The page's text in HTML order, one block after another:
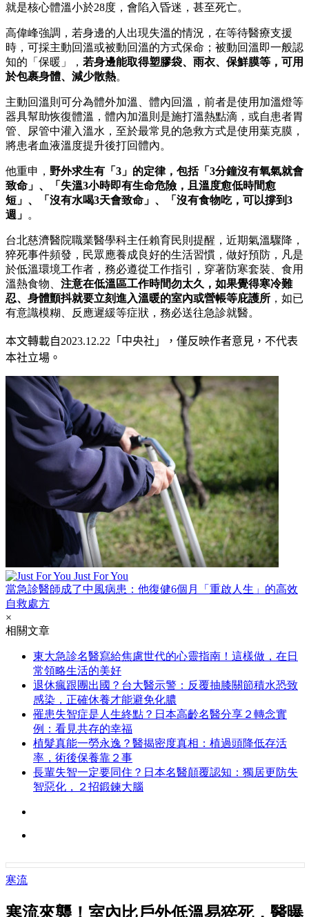
就是核心體溫小於28度，會陷入昏迷，甚至死亡。
高偉峰強調，若身邊的人出現失溫的情況，在等待醫療支援
時，可採主動回溫或被動回溫的方式保命；被動回溫即一般認
知的「保暖」， 若身邊能取得塑膠袋、雨衣、保鮮膜等，可用
於包裹身體、減少散熱。
主動回溫則可分為體外加溫、體內回溫，前者是使用加溫燈等
器具幫助恢復體溫，體內加溫則是施打溫熱點滴，或自患者胃
管、尿管中灌入溫水，至於最常見的急救方式是使用葉克膜，
將患者血液溫度提升後打回體內。
他重申， 野外求生有「3」的定律，包括「3分鐘沒有氧氣就會
致命」、「失溫3小時即有生命危險，且溫度愈低時間愈
短」、「沒有水喝3天會致命」、「沒有食物吃，可以撐到3
週」 。
台北慈濟醫院職業醫學科主任賴育民則提醒，近期氣溫驟降，
猝死事件頻發，民眾應養成良好的生活習慣，做好預防，凡是
於低溫環境工作者，務必遵從工作指引，穿著防寒套裝、食用
溫熱食物、 注意在低溫區工作時間勿太久，如果覺得寒冷難
忍、身體顫抖就要立刻進入溫暖的室內或營帳等庇護所 ，如已
有意識模糊、反應遲緩等症狀，務必送往急診就醫。
本文轉載自2023.12.22 「中央社」
，僅反映作者意見，不代表
本社立場。
Just For You
當急診醫師成了中風病患：他復健6個月「重啟人生」的高效
自救處方
×
相關文章
東大急診名醫寫給焦慮世代的心靈指南！這樣做，在日
常領略生活的美好
退休瘋跟團出國？台大醫示警：反覆抽膝關節積水恐致
感染，正確休養才能避免化膿
罹患失智症是人生終點？日本高齡名醫分享２轉念實
例：看見共存的幸福
植髮真能一勞永逸？醫揭密度真相：植過頭降低存活
率，術後保養靠２事
長輩失智一定要同住？日本名醫顛覆認知：獨居更防失
智惡化，２招鍛鍊大腦
寒流
寒流來襲！室內比戶外低溫易猝死，醫曝